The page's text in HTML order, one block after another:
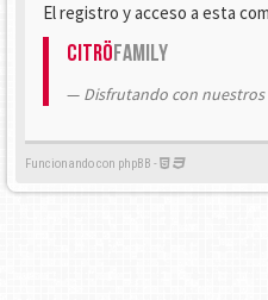
El registro y acceso a esta
CitröFamily
Disfrutando con nuestros
Funcionando con phpBB -